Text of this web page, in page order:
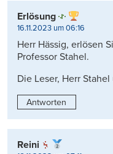
Erlösung
16.11.2023 um 06:16
Herr Hässig, erlösen
Professor Stahel.
Die Leser, Herr
Antworten
Reini